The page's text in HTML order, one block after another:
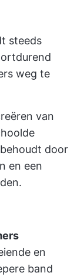
steeds
weg te
van
door
en een
en
band